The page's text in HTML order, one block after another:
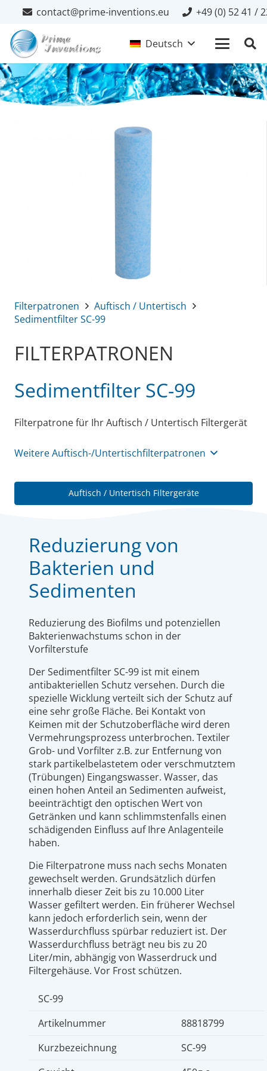
contact@prime-inventions.eu +49 (0) 52 41 /
Deutsch
Filterpatronen
Auftisch / Untertisch
Sedimentfilter SC-99
FILTERPATRONEN
Sedimentfilter SC-99
Filterpatrone für Ihr Auftisch / Untertisch Filtergerät
Weitere Auftisch-/Untertischfilterpatronen
Auftisch / Untertisch Filtergeräte
Reduzierung von
Bakterien und
Sedimenten
Reduzierung des Biofilms und potenziellen
Bakterienwachstums schon in der
Vorfilterstufe
Der Sedimentfilter SC-99 ist mit einem
antibakteriellen Schutz versehen. Durch die
spezielle Wicklung verteilt sich der Schutz auf
eine sehr große Fläche. Bei Kontakt von
Keimen mit der Schutzoberfläche wird deren
Vermehrungsprozess unterbrochen. Textiler
Grob- und Vorfilter z.B. zur Entfernung von
stark partikelbelastetem oder verschmutztem
(Trübungen) Eingangswasser. Wasser, das
einen hohen Anteil an Sedimenten aufweist,
beeinträchtigt den optischen Wert von
Getränken und kann schlimmstenfalls einen
schädigenden Einfluss auf Ihre Anlagenteile
haben.
Die Filterpatrone muss nach sechs Monaten
gewechselt werden. Grundsätzlich dürfen
innerhalb dieser Zeit bis zu 10.000 Liter
Wasser gefiltert werden. Ein früherer Wechsel
kann jedoch erforderlich sein, wenn der
Wasserdurchfluss spürbar reduziert ist. Der
Wasserdurchfluss beträgt neu bis zu 20
Liter/min, abhängig von Wasserdruck und
Filtergehäuse. Vor Frost schützen.
SC-99
Artikelnummer
88818799
Kurzbezeichnung
SC-99